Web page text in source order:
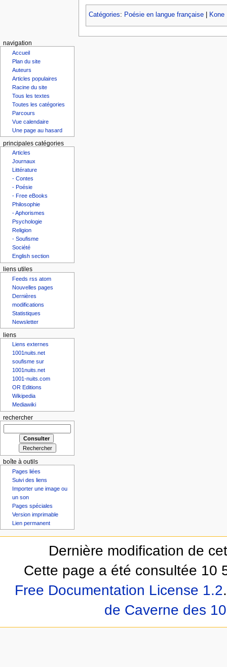
Catégories: Poésie en langue française| Kone
navigation
Accueil
Plan du site
Auteurs
Articles populaires
Racine du site
Tous les textes
Toutes les catégories
Parcours
Vue calendaire
Une page au hasard
principales catégories
Articles
Journaux
Littérature
- Contes
- Poésie
- Free eBooks
Philosophie
- Aphorismes
Psychologie
Religion
- Soufisme
Société
English section
liens utiles
Feeds rss atom
Nouvelles pages
Dernières
modifications
Statistiques
Newsletter
liens
Liens externes
1001nuits.net
soufisme sur
1001nuits.net
1001-nuits.com
OR Editions
Wikipedia
Mediawiki
rechercher
boîte à outils
Pages liées
Suivi des liens
Importer une image ou
un son
Pages spéciales
Version imprimable
Lien permanent
Dernière modification de
Cette page a été consultée 10
Free Documentation License 1.2.
de Caverne des